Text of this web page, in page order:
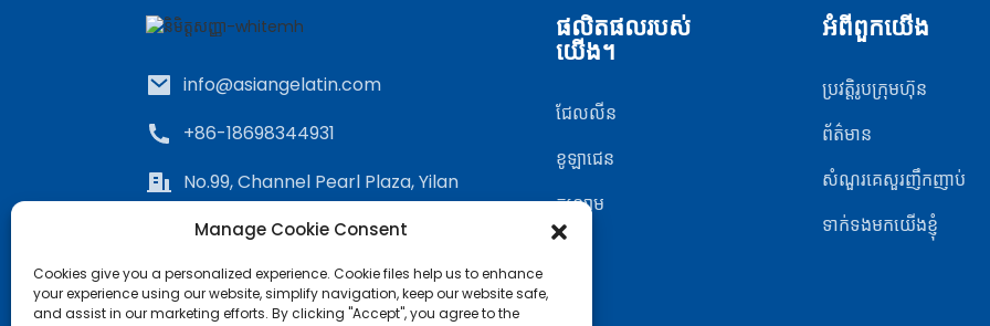
info@asiangelatin.com
+86-18698344931
No.99, Channel Pearl Plaza, Yilan
Road, Siming District, Xiamen,
China
ផលិតផលរបស់
យើង។
ជែលលីន
ខូឡាជេន
កន្សោម
អំពីពួកយើង
ប្រវត្តិរូបក្រុមហ៊ុន
ព័ត៌មាន
សំណួរគេសួរញឹកញាប់
ទាក់ទងមកយើងខ្ញុំ
Manage Cookie Consent
Cookies give you a personalized experience. Cookie files help us to enhance
your experience using our website, simplify navigation, keep our website safe,
and assist in our marketing efforts. By clicking "Accept", you agree to the